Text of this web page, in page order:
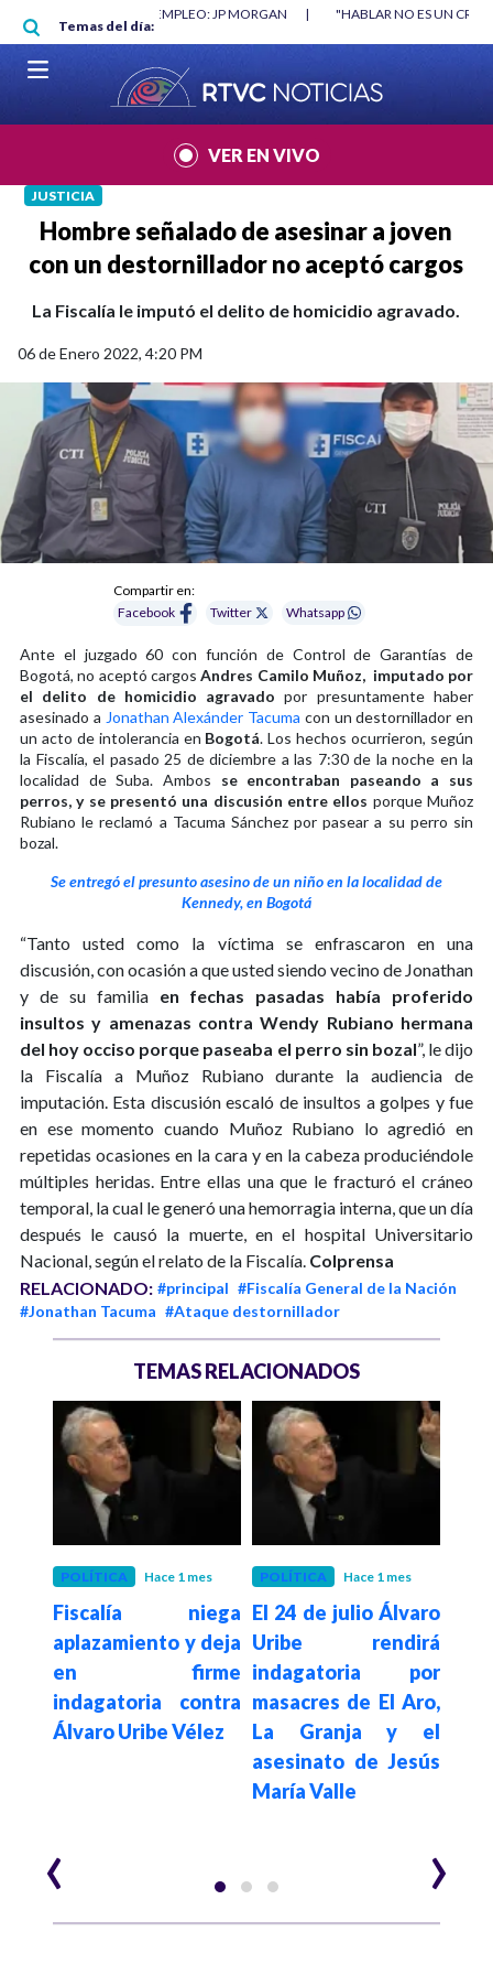
Pasar al contenido principal
Temas del día:
"HABLAR NO ES UN CRIMEN": CARTA DE BETO CORAL |
VER EN VIVO
JUSTICIA
Hombre señalado de asesinar a joven
con un destornillador no aceptó cargos
La Fiscalía le imputó el delito de homicidio agravado.
06 de Enero 2022, 4:20 PM
Compartir en:
Facebook
Twitter Whatsapp
Ante el juzgado 60 con función de Control de Garantías de
Bogotá, no aceptó cargosAndres Camilo Muñoz, imputado por
el delito de homicidio agravado por presuntamente haber
asesinado a Jonathan Alexánder Tacuma con un destornillador en
un acto de intolerancia en Bogotá. Los hechos ocurrieron, según
la Fiscalía, el pasado 25 de diciembre a las 7:30 de la noche en la
localidad de Suba. Ambos se encontraban paseando a sus
perros, y se presentó una discusión entre ellos porque Muñoz
Rubiano le reclamó a Tacuma Sánchez por pasear a su perro sin
bozal.
Se entregó el presunto asesino de un niño en la localidad de
Kennedy, en Bogotá
“Tanto usted como la víctima se enfrascaron en una
discusión, con ocasión a que usted siendo vecino de Jonathan
y de su familia en fechas pasadas había proferido
insultos y amenazas contra Wendy Rubiano hermana
del hoy occiso porque paseaba el perro sin bozal”, le dijo
la Fiscalía a Muñoz Rubiano durante la audiencia de
imputación. Esta discusión escaló de insultos a golpes y fue
en ese momento cuando Muñoz Rubiano lo agredió en
repetidas ocasiones en la cara y en la cabeza produciéndole
múltiples heridas. Entre ellas una que le fracturó el cráneo
temporal, la cual le generó una hemorragia interna, que un día
después le causó la muerte, en el hospital Universitario
Nacional, según el relato de la Fiscalía. Colprensa
RELACIONADO: #principal #Fiscalía General de la Nación
#Jonathan Tacuma #Ataque destornillador
TEMAS RELACIONADOS
POLÍTICA Hace 1 mes
Fiscalía niega
aplazamiento y deja
en firme
indagatoria contra
Álvaro Uribe Vélez
POLÍTICA Hace 1 mes
El 24 de julio Álvaro
Uribe rendirá
indagatoria por
masacres de El Aro,
La Granja y el
asesinato de Jesús
María Valle
‹ ›